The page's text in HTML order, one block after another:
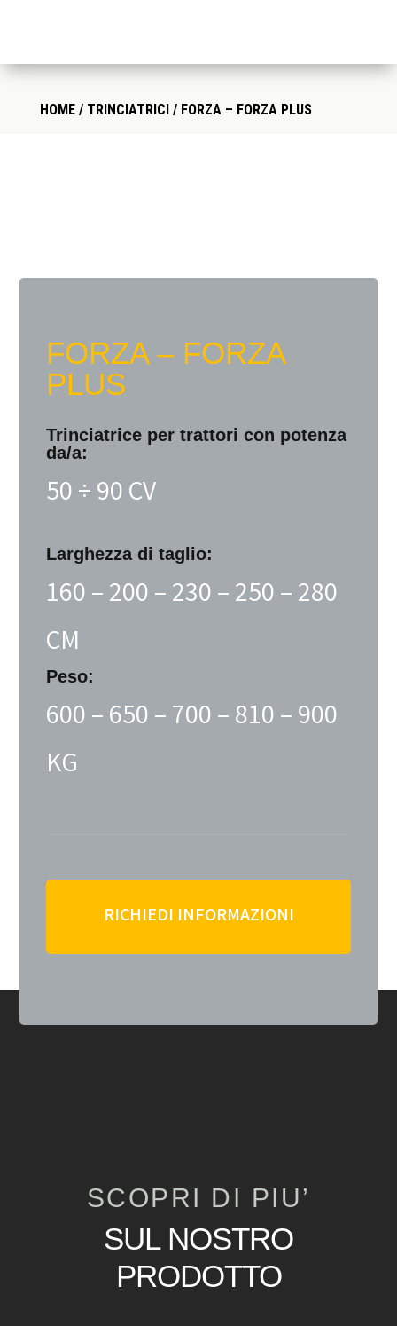
HOME/ TRINCIATRICI/ FORZA – FORZA PLUS
FORZA – FORZA
PLUS
Trinciatrice per trattori con potenza
da/a:
50 ÷ 90 CV
Larghezza di taglio:
160 – 200 – 230 – 250 – 280
CM
Peso:
600 – 650 – 700 – 810 – 900
KG
RICHIEDI INFORMAZIONI
SCOPRI DI PIU’
SUL NOSTRO
PRODOTTO